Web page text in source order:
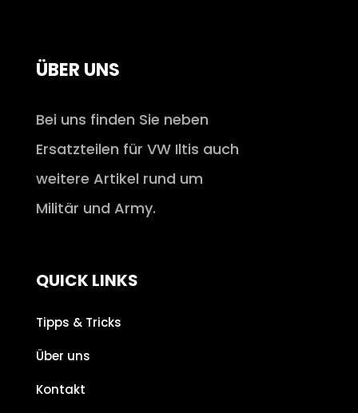
ÜBER UNS
Bei uns finden Sie neben
Ersatzteilen für VW Iltis auch
weitere Artikel rund um
Militär und Army.
QUICK LINKS
Tipps & Tricks
Über uns
Kontakt